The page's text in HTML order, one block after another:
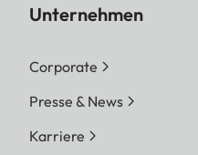
Unternehmen
Corporate
Presse & News
Karriere